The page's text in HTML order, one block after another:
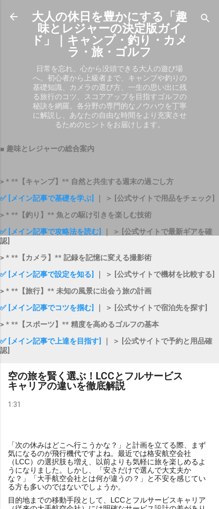
スキップしてメイン コンテンツに移動
大人の休日を豊かにする「趣
味とレジャーの決定版ガイ
ド」｜キャンプ・釣り・カメ
ラ・旅・ゴルフ
日常を忘れ、心から没頭できる大人の遊び場
へ。初心者から上級者まで、キャンプや釣りの
基礎知識、カメラの選び方、一生の思い出に残
る旅行のコツ、スコアアップを目指すゴルフの
秘訣を網羅。各分野の専門的なノウハウを丁寧
に解説し、あなたの自由な時間をより充実させ
るためのヒントをお届けします。
■ 趣味とレジャーの総合案内
> * **【キャンプ】** 自然と共生する週末の過ごし方
✅ [メイン記事で基礎を学ぶ]
｜ ＞ [公式サイトで用品をチェック]
> * **【釣り】** 魚との駆け引きを楽しむ技術
✅ [メイン記事で攻略法を読む]
｜ ＞ [公式サイトで最新ギアを確
認]
> * **【カメラ】** 記録を記憶に変える撮影術
✅ [メイン記事で設定を知る]
｜ ＞ [公式サイトで機材を比較する]
> * **【旅行】** 未知の風景に出会う旅の計画
✅ [メイン記事でコツを掴む]
｜ ＞ [公式サイトで宿泊先を探す]
> * **【スポーツ】** 精度を高めるゴルフの基本
✅ [メイン記事で上達を目指す]
｜ ＞ [公式サイトで予約と用品確
認]
空の旅を賢く選ぶ！LCCとフルサービス
キャリアの違いを徹底解説
1:31
「次の休みはどこへ行こうかな？」と計画を立てる際、まず
気になるのが飛行機代ですよね。最近では格安航空会社
（LCC）の選択肢も増え、以前よりも気軽に旅を楽しめるよ
うになりました。しかし、「安さだけで選んで大丈夫か
な？」「大手航空会社とは何が違うの？」と不安を感じてい
る方も多いのではないでしょうか。
目的地までの移動手段として、LCCとフルサービスキャリア